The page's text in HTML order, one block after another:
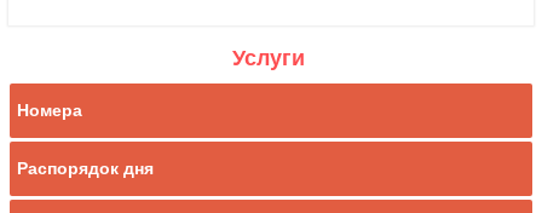
Услуги
Номера
Распорядок дня